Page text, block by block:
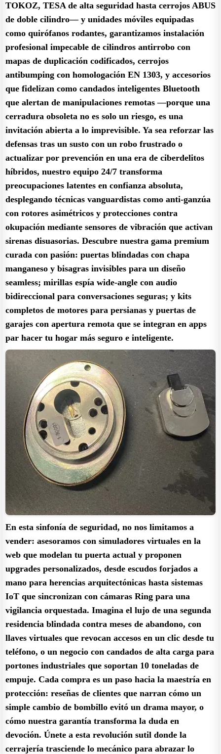
TOKOZ, TESA de alta seguridad hasta cerrojos ABUS
de doble cilindro— y unidades móviles equipadas
como quirófanos rodantes, garantizamos instalación
profesional impecable de cilindros antirrobo con
mapas de duplicación codificados, cerrojos
antibumping con homologación EN 1303, y accesorios
que fidelizan como candados inteligentes Bluetooth
que alertan de manipulaciones remotas —porque una
cerradura obsoleta no es solo un riesgo, es una
invitación abierta a lo imprevisible. Ya sea reforzar las
defensas tras un susto con un robo frustrado o
actualizar por prevención en una era de ciberdelitos
híbridos, nuestro equipo 24/7 transforma
preocupaciones latentes en confianza absoluta,
desplegando técnicas vanguardistas como anti-ganzúa
con rotores asimétricos y protecciones contra
okupación mediante sensores de vibración que activan
sirenas disuasorias. Descubre nuestra gama premium
curada con pasión: puertas blindadas con chapa
manganeso y bisagras invisibles para un diseño
seamless; mirillas espía wide-angle con audio
bidireccional para conversaciones seguras; y kits
completos de motores para persianas y puertas de
garajes con apertura remota que se integran en apps
par hacer tu hogar más seguro e inteligente.
En esta sinfonía de seguridad, no nos limitamos a
vender: asesoramos con simuladores virtuales en la
web que modelan tu puerta actual y proponen
upgrades personalizados, desde escudos forjados a
mano para herencias arquitectónicas hasta sistemas
IoT que sincronizan con cámaras Ring para una
vigilancia orquestada. Imagina el lujo de una segunda
residencia blindada contra meses de abandono, con
llaves virtuales que revocan accesos en un clic desde tu
teléfono, o un negocio con candados de alta carga para
portones industriales que soportan 10 toneladas de
empuje. Cada compra es un paso hacia la maestría en
protección: reseñas de clientes que narran cómo un
simple cambio de bombillo evitó un drama mayor, o
cómo nuestra garantía transforma la duda en
devoción. Únete a esta revolución sutil donde la
cerrajería trasciende lo mecánico para abrazar lo